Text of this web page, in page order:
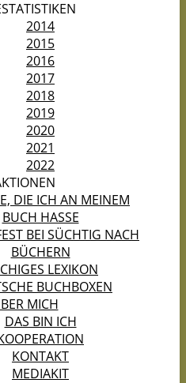
2014
2015
2016
2017
2018
2019
2020
2021
2022
DIE ICH AN MEINEM
BUCH HASSE
BEI SÜCHTIG NACH
BÜCHERN
LEXIKON
BUCHBOXEN
MICH
DAS BIN ICH
KONTAKT
MEDIAKIT